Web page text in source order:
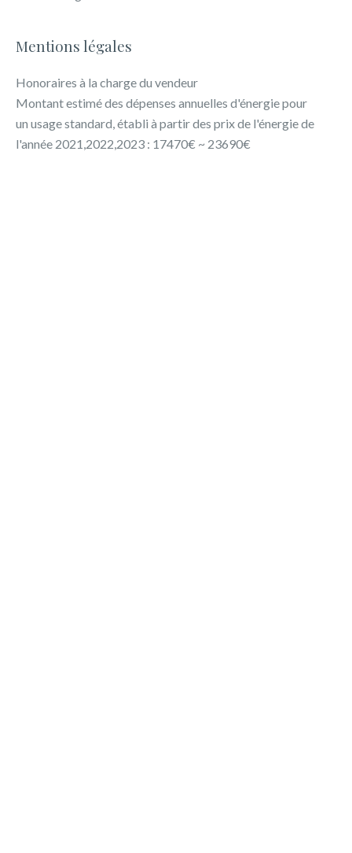
Mentions légales
Honoraires à la charge du vendeur
Montant estimé des dépenses annuelles d'énergie pour
un usage standard, établi à partir des prix de l'énergie de
l'année 2021,2022,2023 : 17470€ ~ 23690€